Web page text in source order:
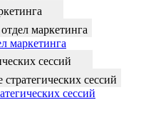
маркетинга
маркетинга
сессий
сессий
сессий